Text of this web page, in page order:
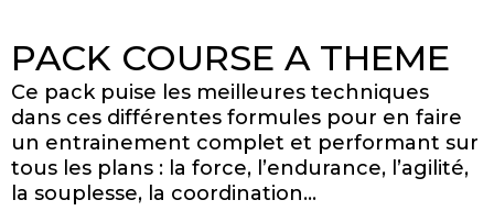
PACK COURSE A THEME
Ce pack puise les meilleures techniques
dans ces différentes formules pour en faire
un entrainement complet et performant sur
tous les plans : la force, l’endurance, l’agilité,
la souplesse, la coordination…